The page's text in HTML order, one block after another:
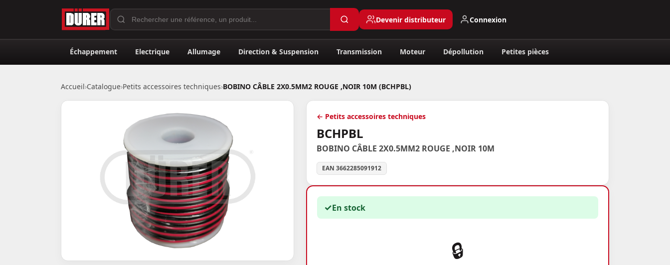
Devenir distributeur Connexion
Échappement Electrique Allumage Direction & Suspension Transmission Moteur Dépollution Petites pièces
Accueil›Catalogue›Petits accessoires techniques›BOBINO CÂBLE 2X0.5MM2 ROUGE ,NOIR 10M (BCHPBL)
← Petits accessoires techniques
BCHPBL
BOBINO CÂBLE 2X0.5MM2 ROUGE ,NOIR 10M
EAN 3662285091912
✓En stock
🔒